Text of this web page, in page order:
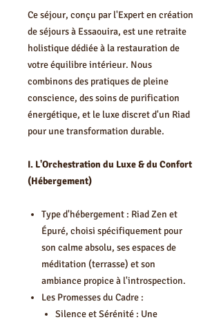
Ce séjour, conçu par l'Expert en création
de séjours à Essaouira, est une retraite
holistique dédiée à la restauration de
votre équilibre intérieur. Nous
combinons des pratiques de pleine
conscience, des soins de purification
énergétique, et le luxe discret d'un Riad
pour une transformation durable.
I. L'Orchestration du Luxe & du Confort
(Hébergement)
Type d'hébergement : Riad Zen et
Épuré, choisi spécifiquement pour
son calme absolu, ses espaces de
méditation (terrasse) et son
ambiance propice à l'introspection.
Les Promesses du Cadre :
Silence et Sérénité : Une